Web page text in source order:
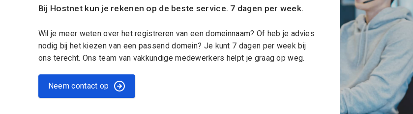
Bij Hostnet kun je rekenen op de beste service. 7 dagen per week.
Wil je meer weten over het registreren van een domeinnaam? Of heb je advies
nodig bij het kiezen van een passend domein? Je kunt 7 dagen per week bij
ons terecht. Ons team van vakkundige medewerkers helpt je graag op weg.
Neem contact op